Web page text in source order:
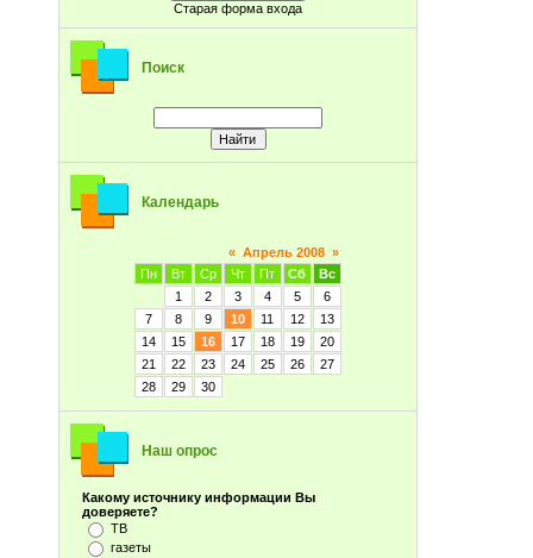
Старая форма входа
Поиск
Календарь
« Апрель 2008 »
Пн
Вт Ср Чт Пт Сб
Вс
1
2 3 4 5
6
7
8 9 10 11 12
13
14
15 16 17 18 19
20
21
22 23 24 25 26
27
28
29 30
Наш опрос
Какому источнику информации Вы
доверяете?
ТВ
газеты